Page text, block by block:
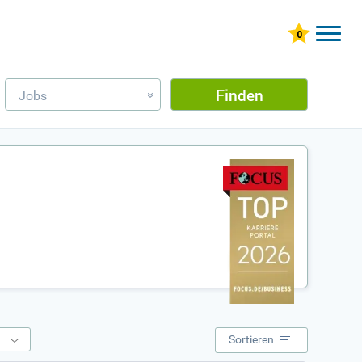
Jobs » Finden
Sortieren